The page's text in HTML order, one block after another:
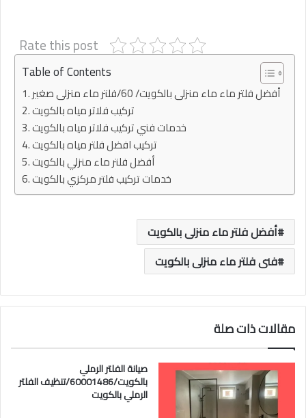
Rate this post
Table of Contents
أفضل فلتر ماء ماء منزلى بالكويت/ 60/فلتر ماء منزلى صغير
تركيب فلاتر مياه بالكويت
خدمات فني تركيب فلاتر مياه بالكويت
تركيب افضل فلتر مياه بالكويت
أفضل فلتر ماء منزلي بالكويت
خدمات تركيب فلتر مركزي بالكويت
أفضل فلتر ماء منزلى بالكويت
فنى فلتر ماء منزلى بالكويت
مقالات ذات صلة
صيانة الفلتر الرملي
بالكويت/60001486/تنظيف الفلتر
الرملي بالكويت